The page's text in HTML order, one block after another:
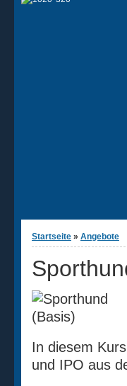
Sie sind hier
Startseite » Angebote
In diesem
und IPO aus